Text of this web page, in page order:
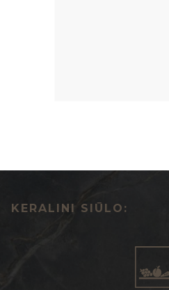
KERALINI SIŪLO: